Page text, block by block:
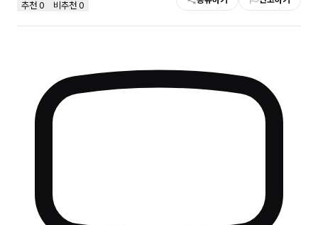
추천 0 비추천 0